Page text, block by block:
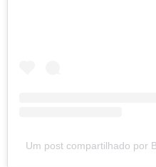
Um post compartilhado por